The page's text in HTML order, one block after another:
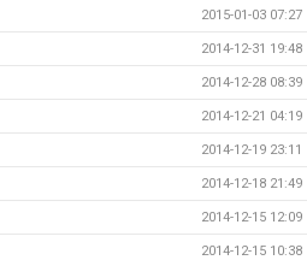
2015-01-03 07:27
2014-12-31 19:48
2014-12-28 08:39
2014-12-21 04:19
2014-12-19 23:11
2014-12-18 21:49
2014-12-15 12:09
2014-12-15 10:38